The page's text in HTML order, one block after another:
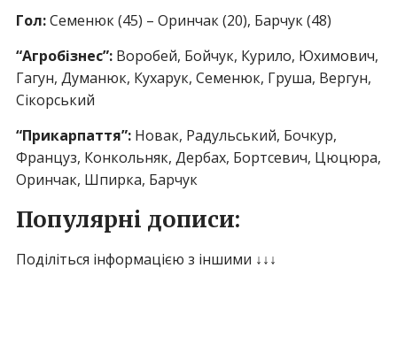
Гол:Семенюк (45) – Оринчак (20), Барчук (48)
“Агробізнес”: Воробей, Бойчук, Курило, Юхимович,
Гагун, Думанюк, Кухарук, Семенюк, Груша, Вергун,
Сікорський
“Прикарпаття”: Новак, Радульський, Бочкур,
Француз, Конкольняк, Дербах, Бортсевич, Цюцюра,
Оринчак, Шпирка, Барчук
Популярні дописи:
Поділіться інформацією з іншими ↓↓↓